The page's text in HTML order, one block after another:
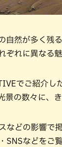
自然が多く残
ぞれに異なる魅
でご紹介し
景の数々に、
などの影響で
SNSなどをご